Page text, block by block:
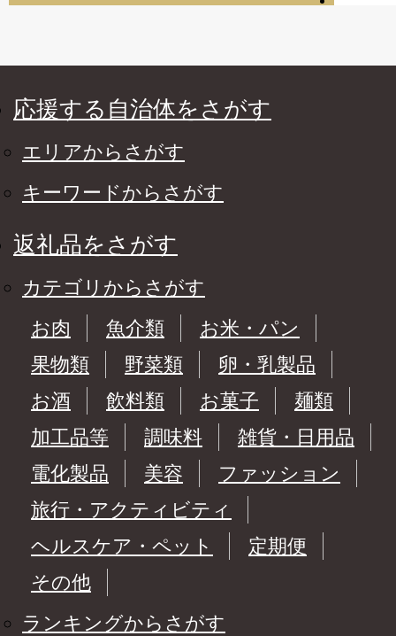
応援する自治体をさがす
エリアからさがす
キーワードからさがす
返礼品をさがす
カテゴリからさがす
お肉
魚介類
お米・パン
果物類
野菜類
卵・乳製品
お酒
飲料類 お菓子
麺類
加工品等
調味料
雑貨・日用品
電化製品
美容
ファッション
旅行・アクティビティ
ヘルスケア・ペット
定期便
その他
ランキングからさがす